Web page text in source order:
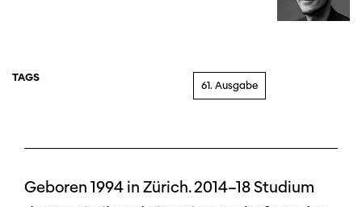
TAGS
61. Ausgabe
Geboren 1994 in Zürich. 2014–18 Studium